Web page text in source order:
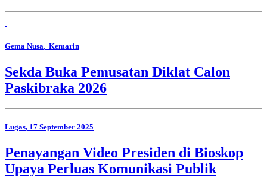
Gema Nusa, Kemarin
Sekda Buka Pemusatan Diklat Calon
Paskibraka 2026
Lugas, 17 September 2025
Penayangan Video Presiden di Bioskop
Upaya Perluas Komunikasi Publik